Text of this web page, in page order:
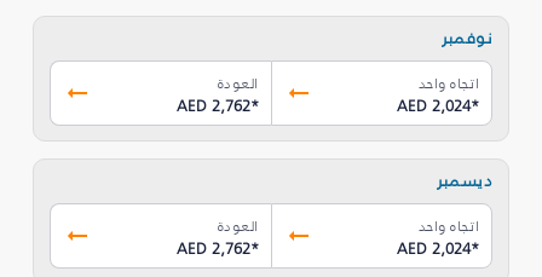
نوفمبر
اتجاه واحد
AED 2,024*
العودة
AED 2,762*
ديسمبر
اتجاه واحد
AED 2,024*
العودة
AED 2,762*